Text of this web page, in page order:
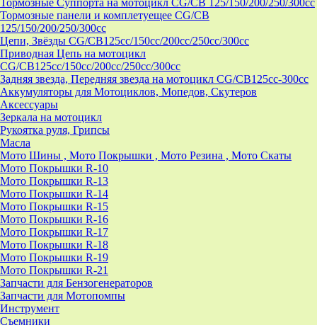
Тормозные Суппорта на мотоцикл CG/CB 125/150/200/250/300cc
Тормозные панели и комплетуещее CG/CB
125/150/200/250/300cc
Цепи, Звёзды CG/CB125cc/150cc/200cc/250cc/300cc
Приводная Цепь на мотоцикл
CG/CB125cc/150cc/200cc/250cc/300cc
Задняя звезда, Передняя звезда на мотоцикл CG/CB125cc-300сс
Аккумуляторы для Мотоциклов, Мопедов, Скутеров
Аксессуары
Зеркала на мотоцикл
Рукоятка руля, Грипсы
Масла
Мото Шины , Мото Покрышки , Мото Резина , Мото Скаты
Мото Покрышки R-10
Мото Покрышки R-13
Мото Покрышки R-14
Мото Покрышки R-15
Мото Покрышки R-16
Мото Покрышки R-17
Мото Покрышки R-18
Мото Покрышки R-19
Мото Покрышки R-21
Запчасти для Бензогенераторов
Запчасти для Мотопомпы
Инструмент
Съемники